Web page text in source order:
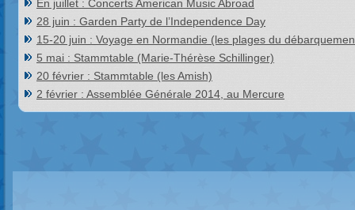
En juillet : Concerts American Music Abroad
28 juin : Garden Party de l’Independence Day
15-20 juin : Voyage en Normandie (les plages du
5 mai : Stammtable (Marie-Thérèse Schillinger)
20 février : Stammtable (les Amish)
2 février : Assemblée Générale 2014, au Mercure